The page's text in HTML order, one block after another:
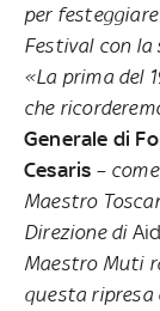
per
Festival con la
«La prima del
che
Generale di
Cesaris –
Maestro
Direzione di
Maestro Muti
questa ripresa